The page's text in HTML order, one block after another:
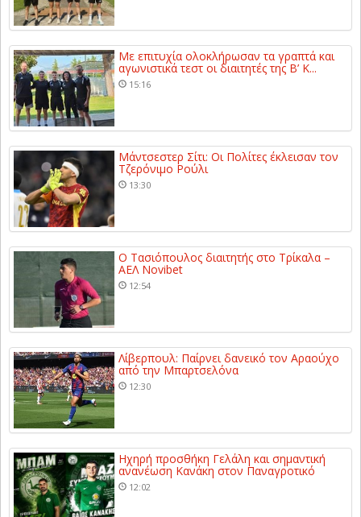
Με επιτυχία ολοκλήρωσαν τα γραπτά και
αγωνιστικά τεστ οι διαιτητές της Β’ Κ...
15:16
Μάντσεστερ Σίτι: Οι Πολίτες έκλεισαν τον
Τζερόνιμο Ρούλι
13:30
Ο Τασιόπουλος διαιτητής στο Τρίκαλα –
ΑΕΛ Novibet
12:54
Λίβερπουλ: Παίρνει δανεικό τον Αραούχο
από την Μπαρτσελόνα
12:30
Ηχηρή προσθήκη Γελάλη και σημαντική
ανανέωση Κανάκη στον Παναγροτικό
12:02